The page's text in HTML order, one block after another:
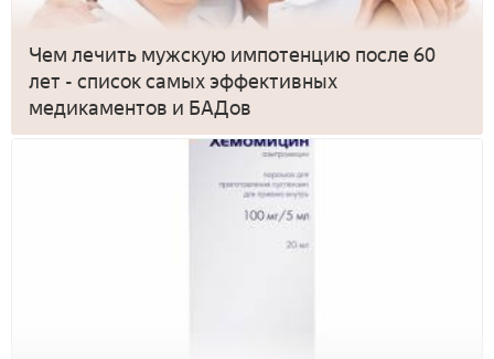
Чем лечить мужскую импотенцию после 60
лет - список самых эффективных
медикаментов и БАДов